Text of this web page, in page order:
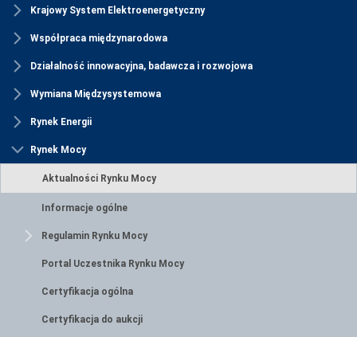
Krajowy System Elektroenergetyczny
Współpraca międzynarodowa
Działalność innowacyjna, badawcza i rozwojowa
Wymiana Międzysystemowa
Rynek Energii
Rynek Mocy
Aktualności Rynku Mocy
Informacje ogólne
Regulamin Rynku Mocy
Portal Uczestnika Rynku Mocy
Certyfikacja ogólna
Certyfikacja do aukcji